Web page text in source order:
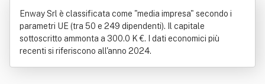
Enway Srl è classificata come "media impresa" secondo i
parametri UE (tra 50 e 249 dipendenti). Il capitale
sottoscritto ammonta a 300.0 K €. I dati economici più
recenti si riferiscono all'anno 2024.